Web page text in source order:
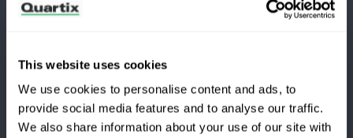
This website uses cookies
We use cookies to personalise content and ads, to
provide social media features and to analyse our traffic.
We also share information about your use of our site with
Opzioni di dispositivo di localizzazione